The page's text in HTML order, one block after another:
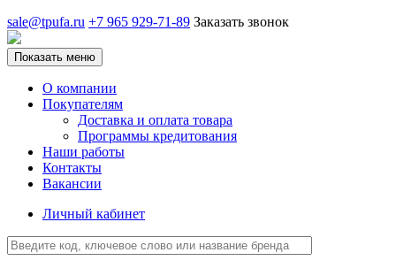
sale@tpufa.ru +7 965 929-71-89 Заказать звонок
Показать меню
О компании
Покупателям
Доставка и оплата товара
Программы кредитования
Наши работы
Контакты
Вакансии
Личный кабинет